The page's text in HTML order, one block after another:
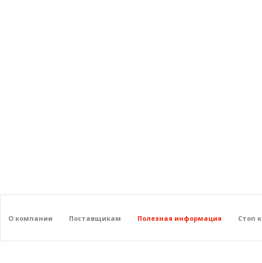
О компании Поставщикам Полезная информация Стоп